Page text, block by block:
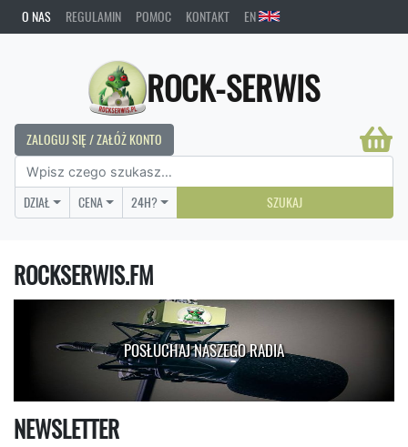
O NAS REGULAMIN POMOC KONTAKT EN
ROCK-SERWIS
ZALOGUJ SIĘ / ZAŁÓŻ KONTO
DZIAŁ CENA 24H? SZUKAJ
ROCKSERWIS.FM
POSŁUCHAJ NASZEGO RADIA
NEWSLETTER